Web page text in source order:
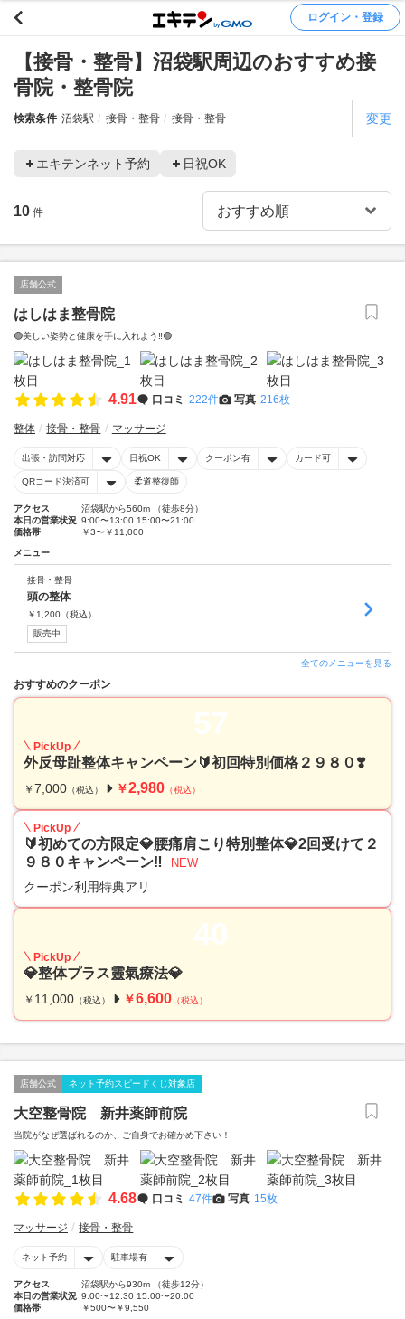
ログイン・登録
【接骨・整骨】沼袋駅周辺のおすすめ接
骨院・整骨院
検索条件 沼袋駅 接骨・整骨 接骨・整骨 変更
エキテンネット予約 日祝OK
10 件
店舗公式
はしはま整骨院
🟢美しい姿勢と健康を手に入れよう‼️🟢
4.91 口コミ 222件 写真 216枚
整体 接骨・整骨 マッサージ
出張・訪問対応 日祝OK クーポン有 カード可
QRコード決済可 柔道整復師
アクセス
沼袋駅から560m （徒歩8分）
本日の営業状況 9:00〜13:00 15:00〜21:00
価格帯
￥3〜￥11,000
メニュー
接骨・整骨
頭の整体
￥ 1,200 （税込）
販売中
全てのメニューを見る
おすすめのクーポン
57
PickUp
外反母趾整体キャンペーン🔰初回特別価格２９８０❣️
￥ 7,000 （税込） ￥2,980 （税込）
PickUp
🔰初めての方限定💎腰痛肩こり特別整体💎2回受けて２
９８０キャンペーン‼️
NEW
クーポン利用特典アリ
40
PickUp
💎整体プラス靈氣療法💎
￥ 11,000 （税込） ￥6,600 （税込）
店舗公式 ネット予約スピードくじ対象店
大空整骨院 新井薬師前院
当院がなぜ選ばれるのか、ご自身でお確かめ下さい！
4.68 口コミ 47件 写真 15枚
マッサージ 接骨・整骨
ネット予約 駐車場有
アクセス
沼袋駅から930m （徒歩12分）
本日の営業状況 9:00〜12:30 15:00〜20:00
価格帯
￥500〜￥9,550